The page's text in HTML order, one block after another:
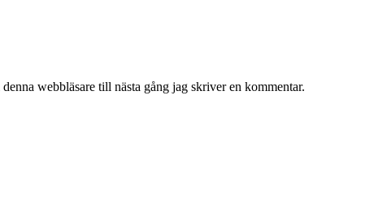
webbläsare till nästa gång jag skriver en kommentar.